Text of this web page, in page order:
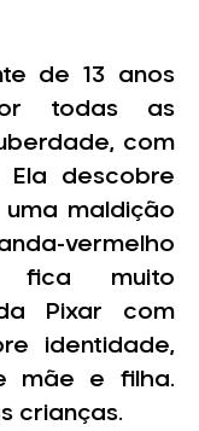
de 13 anos
todas as
com
Ela descobre
uma maldição
vermelho
fica muito
Pixar com
identidade,
mãe e filha.
crianças.